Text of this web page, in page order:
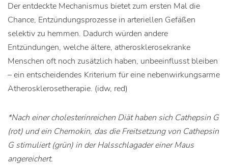
Der entdeckte Mechanismus bietet zum ersten Mal die
Chance, Entzündungsprozesse in arteriellen Gefäßen
selektiv zu hemmen. Dadurch würden andere
Entzündungen, welche ältere, atherosklerosekranke
Menschen oft noch zusätzlich haben, unbeeinflusst bleiben
– ein entscheidendes Kriterium für eine nebenwirkungsarme
Atherosklerosetherapie. (idw, red)
*Nach einer cholesterinreichen Diät haben sich Cathepsin G
(rot) und ein Chemokin, das die Freitsetzung von Cathepsin
G stimuliert (grün) in der Halsschlagader einer Maus
angereichert.